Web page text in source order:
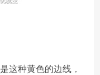
这种黄色的边线，